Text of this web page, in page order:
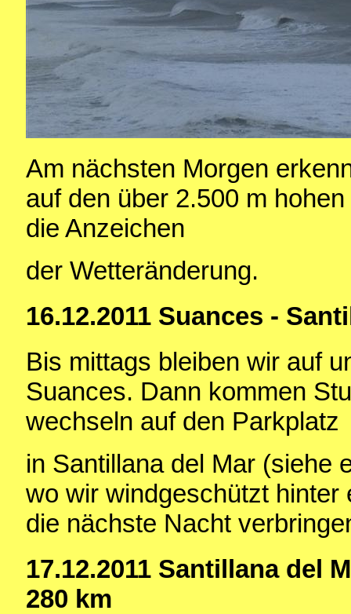
Am nächsten Morgen
auf den über 2.500 m
die Anzeichen
der Wetteränderung.
16.12.2011 Suances -
Bis mittags bleiben wir auf
Suances. Dann kommen
wechseln auf den Parkplatz
in Santillana del Mar (siehe
wo wir windgeschützt hinter
die nächste Nacht
17.12.2011 Santillana del
280 km